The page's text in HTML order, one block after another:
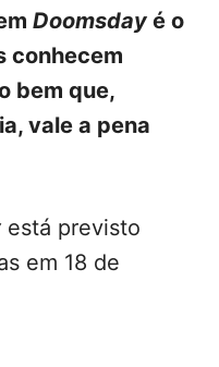
Doomsday é o
conhecem
bem que,
vale a pena
está previsto
em 18 de